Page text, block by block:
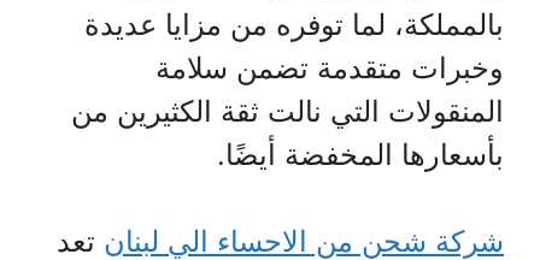
بالمملكة، لما توفره من مزايا عديدة
وخبرات متقدمة تضمن سلامة
المنقولات التي نالت ثقة الكثيرين من
بأسعارها المخفضة أيضًا.
شركة شحن من الاحساء الي لبنان تعد